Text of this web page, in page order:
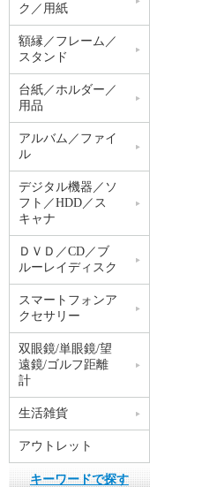
ク／用紙
額縁／フレーム／
スタンド
台紙／ホルダー／
用品
アルバム／ファイ
ル
デジタル機器／ソ
フト／HDD／ス
キャナ
ＤＶＤ／CD／ブ
ルーレイディスク
スマートフォンア
クセサリー
双眼鏡/単眼鏡/望
遠鏡/ゴルフ距離
計
生活雑貨
アウトレット
キーワードで探す